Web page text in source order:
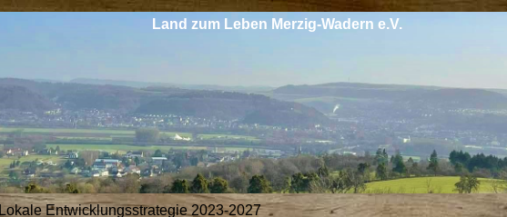
Land zum Leben Merzig-Wadern e.V.
Lokale Entwicklungsstrategie 2023-2027